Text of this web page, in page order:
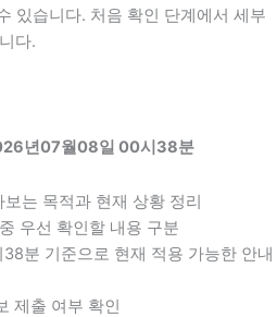
있습니다. 처음 확인 단계에서 세부
다.
년07월08일 00시38분
는 목적과 현재 상황 정리
우선 확인할 내용 구분
분 기준으로 현재 적용 가능한 안내
제출 여부 확인